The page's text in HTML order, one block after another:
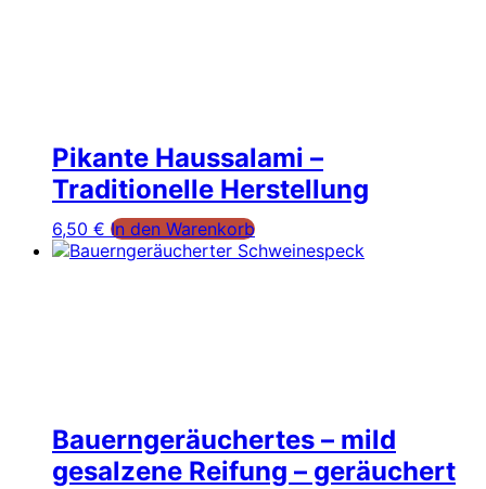
Pikante Haussalami –
Traditionelle Herstellung
6,50 € In den Warenkorb
Bauerngeräuchertes – mild
gesalzene Reifung – geräuchert